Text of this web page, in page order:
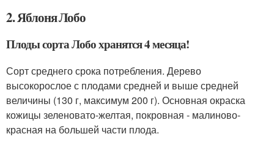
2. Яблоня Лобо
Плоды сорта Лобо хранятся 4 месяца!
Сорт среднего срока потребления. Дерево
высокорослое с плодами средней и выше средней
величины (130 г, максимум 200 г). Основная окраска
кожицы зеленовато-желтая, покровная - малиново-
красная на большей части плода.